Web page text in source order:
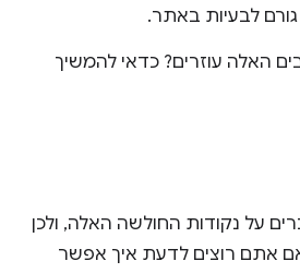
לבעיות באתר.
האלה עוזרים? כדאי להמשיך
על נקודות החולשה האלה, ולכן
אתם רוצים לדעת איך אפשר